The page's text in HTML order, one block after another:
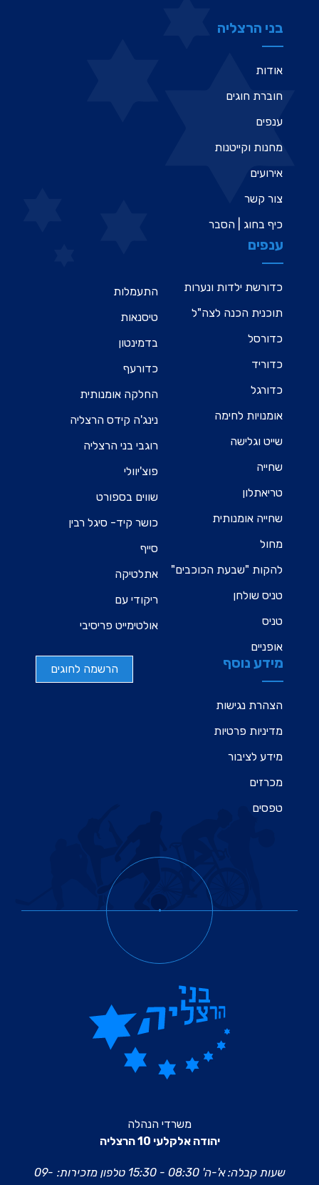
בני הרצליה
אודות
חוברת חוגים
ענפים
מחנות וקייטנות
אירועים
צור קשר
כיף בחוג | הסבר
ענפים
כדורשת ילדות ונערות
תוכנית הכנה לצה"ל
כדורסל
כדוריד
כדורגל
אומנויות לחימה
שייט וגלישה
שחייה
טריאתלון
שחייה אומנותית
מחול
להקות "שבעת הכוכבים"
טניס שולחן
טניס
אופניים
התעמלות
טיסנאות
בדמינטון
כדורעף
החלקה אומנותית
נינג'ה קידס הרצליה
רוגבי בני הרצליה
פוצ'יוולי
שווים בספורט
כושר קיד- סיגל רבין
סייף
אתלטיקה
ריקודי עם
אולטימייט פריסיבי
מידע נוסף
הצהרת נגישות
מדיניות פרטיות
מידע לציבור
מכרזים
טפסים
הרשמה לחוגים
משרדי הנהלה
יהודה אלקלעי 10 הרצליה
שעות קבלה: א'-ה' 08:30 - 15:30 טלפון מזכירות: 09-